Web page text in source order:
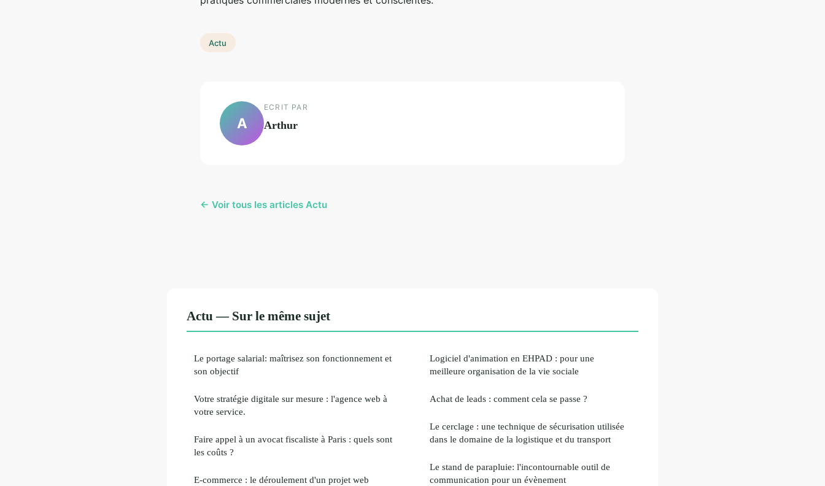
Actu
A
ECRIT PAR
Arthur
← Voir tous les articles Actu
Actu — Sur le même sujet
Le portage salarial: maîtrisez son fonctionnement et
son objectif
Votre stratégie digitale sur mesure : l'agence web à
votre service.
Faire appel à un avocat fiscaliste à Paris : quels sont
les coûts ?
E-commerce : le déroulement d'un projet web
Logiciel d'animation en EHPAD : pour une
meilleure organisation de la vie sociale
Achat de leads : comment cela se passe ?
Le cerclage : une technique de sécurisation utilisée
dans le domaine de la logistique et du transport
Le stand de parapluie: l'incontournable outil de
communication pour un évènement